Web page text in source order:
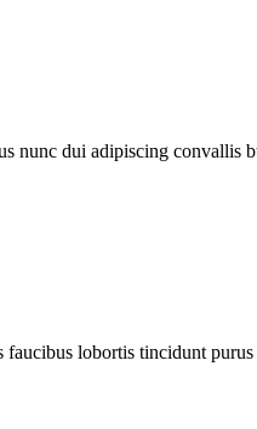
nunc dui adipiscing convallis
lobortis tincidunt